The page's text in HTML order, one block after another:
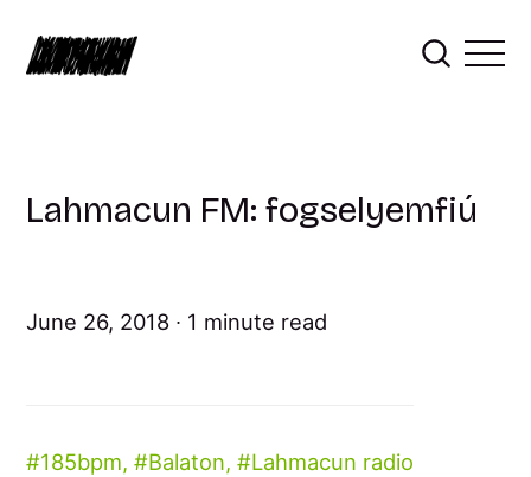
June 26, 2018 1 minute read
Lahmacun FM: fogselyemfiú
185bpm, Balaton, Lahmacun radio